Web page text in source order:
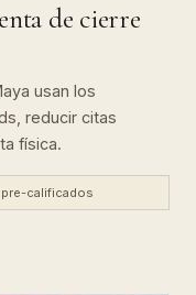
de cierre
usan los
reducir citas
física.
calificados